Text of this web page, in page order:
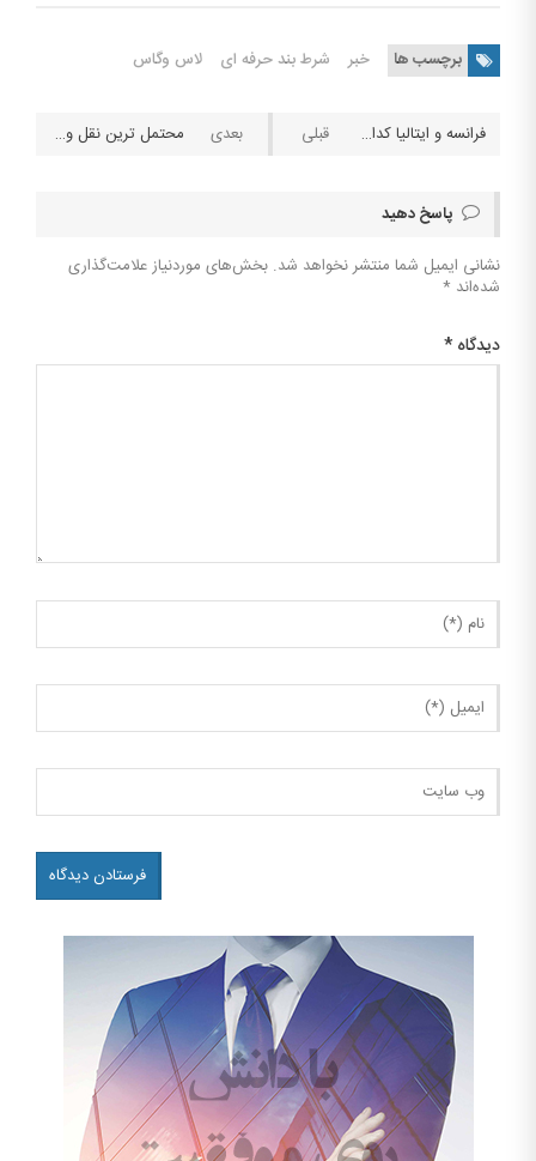
برچسب ها خبر شرط بند حرفه ای لاس وگاس
فرانسه و ایتالیا کدامیک مبتکر بلک جک هستند ؟ محتمل ترین نقل و انتقالات بازیکنان از دیدگاه بنگاههای شرطبندی
پاسخ دهید
نشانی ایمیل شما منتشر نخواهد شد. بخش‌های موردنیاز علامت‌گذاری
شده‌اند *
دیدگاه *